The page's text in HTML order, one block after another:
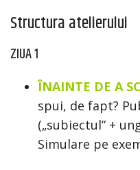
Structura atelierului
ZIUA 1
ÎNAINTE DE A
spui, de fapt?
(„subiectul” +
Simulare pe